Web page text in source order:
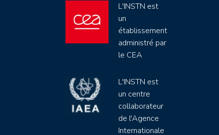
L'INSTN est
un
établissement
administré par
le CEA
L'INSTN est
un centre
collaborateur
de l'Agence
Internationale